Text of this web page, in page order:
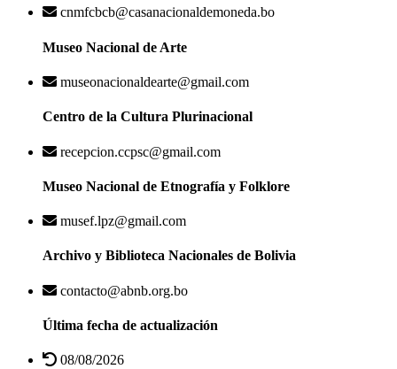
cnmfcbcb@casanacionaldemoneda.bo
Museo Nacional de Arte
museonacionaldearte@gmail.com
Centro de la Cultura Plurinacional
recepcion.ccpsc@gmail.com
Museo Nacional de Etnografía y Folklore
musef.lpz@gmail.com
Archivo y Biblioteca Nacionales de Bolivia
contacto@abnb.org.bo
Última fecha de actualización
08/08/2026